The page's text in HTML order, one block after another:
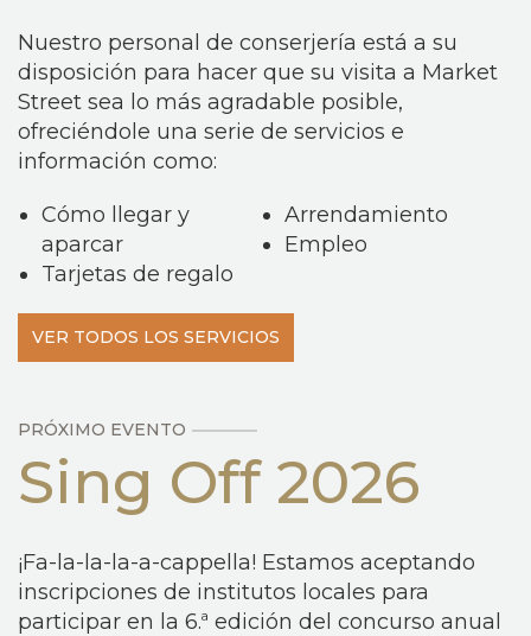
Nuestro personal de conserjería está a su
disposición para hacer que su visita a Market
Street sea lo más agradable posible,
ofreciéndole una serie de servicios e
información como:
Cómo llegar y
aparcar
Tarjetas de regalo
Arrendamiento
Empleo
VER TODOS LOS SERVICIOS
PRÓXIMO EVENTO
Sing Off 2026
¡Fa-la-la-la-a-cappella! Estamos aceptando
inscripciones de institutos locales para
participar en la 6.ª edición del concurso anual